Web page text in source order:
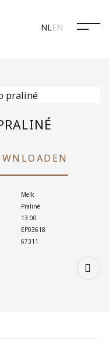
NLEN
Melk
Praliné
13.00
EP03618
67311